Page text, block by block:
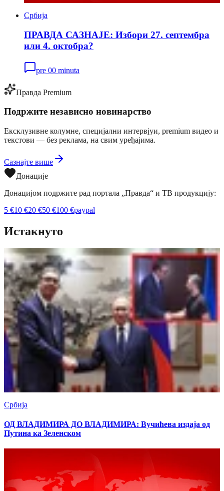
Србија
ПРАВДА САЗНАЈЕ: Избори 27. септембра
или 4. октобра?
pre 00 minuta
Правда Premium
Подржите независно новинарство
Ексклузивне колумне, специјални интервјуи, premium видео и
текстови — без реклама, на свим уређајима.
Сазнајте више
Донације
Донацијом подржите рад портала „Правда“ и ТВ продукцију:
5 €10 €20 €50 €100 €paypal
Истакнуто
Србија
ОД ВЛАДИМИРА ДО ВЛАДИМИРА: Вучићева издаја од
Путина ка Зеленском